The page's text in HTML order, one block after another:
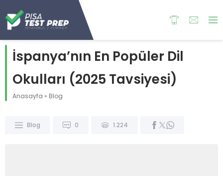
İspanya’nın En Popüler Dil
Okulları (2025 Tavsiyesi)
Anasayfa » Blog
Blog 0 1.224